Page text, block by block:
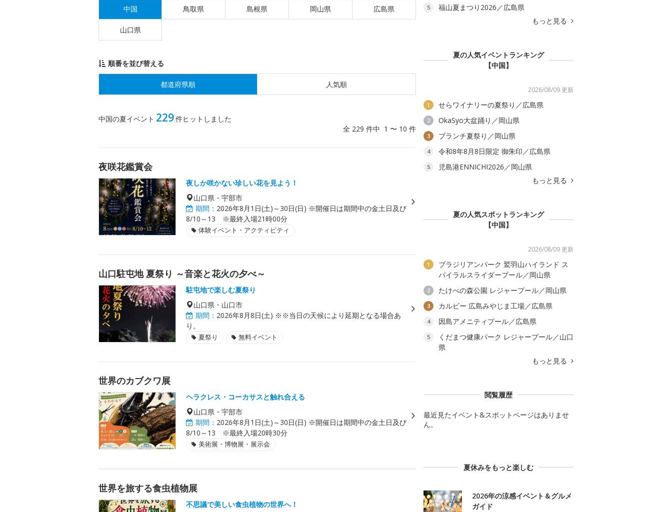
中国 鳥取県 島根県 岡山県 広島県
山口県
順番を並び替える
都道府県順 人気順
中国の夏イベント 229件ヒットしました
全 229 件中 1 〜 10 件
夜咲花鑑賞会
夜しか咲かない珍しい花を見よう！
山口県・宇部市
期間： 2026年8月1日(土)～30日(日) ※開催日は期間中の金土日及び
8/10～13 ※最終入場21時00分
体験イベント・アクティビティ
山口駐屯地 夏祭り ～音楽と花火の夕べ～
駐屯地で楽しむ夏祭り
山口県・山口市
期間： 2026年8月8日(土) ※※当日の天候により延期となる場合あ
り。
夏祭り 無料イベント
世界のカブクワ展
ヘラクレス・コーカサスと触れ合える
山口県・宇部市
期間： 2026年8月1日(土)～30日(日) ※開催日は期間中の金土日及び
8/10～13 ※最終入場20時30分
美術展・博物展・展示会
世界を旅する食虫植物展
不思議で美しい食虫植物の世界へ！
5
福山夏まつり2026／広島県
もっと見る
夏の人気イベントランキング
【中国】
2026/08/09 更新
1 せらワイナリーの夏祭り／広島県
2 OkaSyo大盆踊り／岡山県
3 ブランチ夏祭り／岡山県
4 令和8年8月8日限定 御朱印／広島県
5
児島港ENNICHI2026／岡山県
もっと見る
夏の人気スポットランキング
【中国】
2026/08/09 更新
1
ブラジリアンパーク 鷲羽山ハイランド ス
パイラルスライダープール／岡山県
2 たけべの森公園 レジャープール／岡山県
3 カルビー 広島みやじま工場／広島県
4 因島アメニティプール／広島県
5
くだまつ健康パーク レジャープール／山口
県
もっと見る
閲覧履歴
最近見たイベント&スポットページはありませ
ん。
夏休みをもっと楽しむ
2026年の涼感イベント＆グルメ
ガイド